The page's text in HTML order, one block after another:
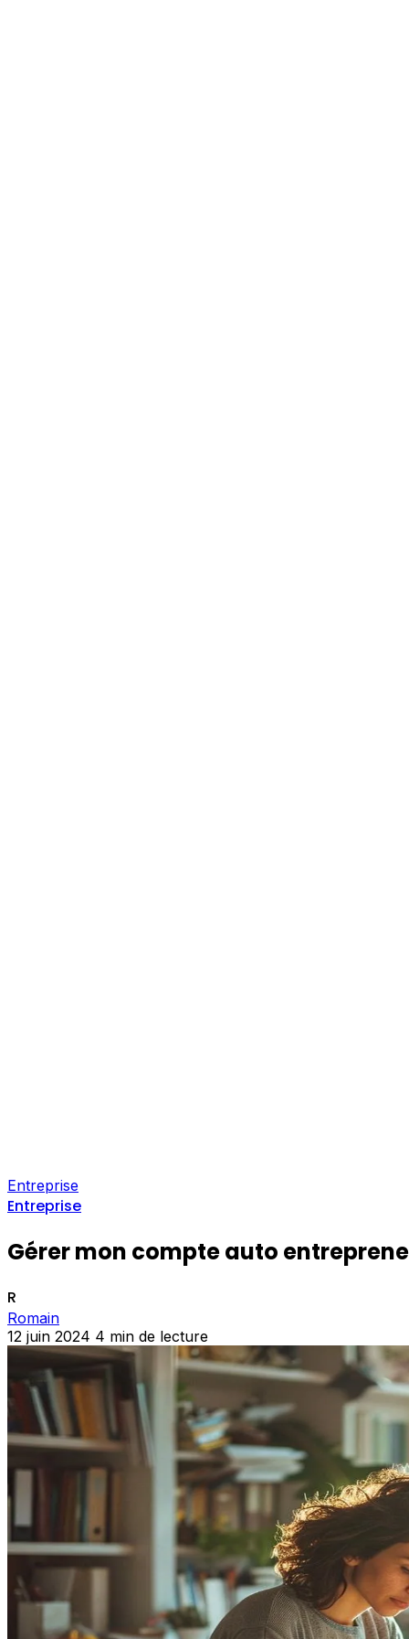
Entreprise
Entreprise
Gérer mon compte auto
R
Romain
12 juin 2024 4 min de lecture